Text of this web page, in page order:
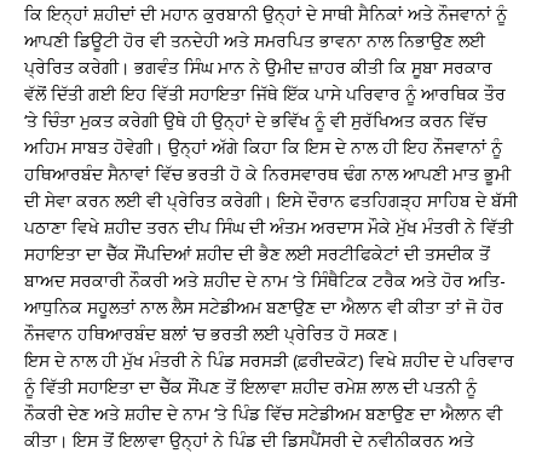
ਕਿ ਇਨ੍ਹਾਂ ਸ਼ਹੀਦਾਂ ਦੀ ਮਹਾਨ ਕੁਰਬਾਨੀ ਉਨ੍ਹਾਂ ਦੇ ਸਾਥੀ ਸੈਨਿਕਾਂ ਅਤੇ ਨੌਜਵਾਨਾਂ ਨੂੰ
ਆਪਣੀ ਡਿਊਟੀ ਹੋਰ ਵੀ ਤਨਦੇਹੀ ਅਤੇ ਸਮਰਪਿਤ ਭਾਵਨਾ ਨਾਲ ਨਿਭਾਉਣ ਲਈ
ਪ੍ਰੇਰਿਤ ਕਰੇਗੀ। ਭਗਵੰਤ ਸਿੰਘ ਮਾਨ ਨੇ ਉਮੀਦ ਜ਼ਾਹਰ ਕੀਤੀ ਕਿ ਸੂਬਾ ਸਰਕਾਰ
ਵੱਲੋਂ ਦਿੱਤੀ ਗਈ ਇਹ ਵਿੱਤੀ ਸਹਾਇਤਾ ਜਿੱਥੇ ਇੱਕ ਪਾਸੇ ਪਰਿਵਾਰ ਨੂੰ ਆਰਥਿਕ ਤੌਰ
‘ਤੇ ਚਿੰਤਾ ਮੁਕਤ ਕਰੇਗੀ ਉਥੇ ਹੀ ਉਨ੍ਹਾਂ ਦੇ ਭਵਿੱਖ ਨੂੰ ਵੀ ਸੁਰੱਖਿਅਤ ਕਰਨ ਵਿੱਚ
ਅਹਿਮ ਸਾਬਤ ਹੋਵੇਗੀ। ਉਨ੍ਹਾਂ ਅੱਗੇ ਕਿਹਾ ਕਿ ਇਸ ਦੇ ਨਾਲ ਹੀ ਇਹ ਨੌਜਵਾਨਾਂ ਨੂੰ
ਹਥਿਆਰਬੰਦ ਸੈਨਾਵਾਂ ਵਿੱਚ ਭਰਤੀ ਹੋ ਕੇ ਨਿਰਸਵਾਰਥ ਢੰਗ ਨਾਲ ਆਪਣੀ ਮਾਤ ਭੂਮੀ
ਦੀ ਸੇਵਾ ਕਰਨ ਲਈ ਵੀ ਪ੍ਰੇਰਿਤ ਕਰੇਗੀ। ਇਸੇ ਦੌਰਾਨ ਫਤਹਿਗੜ੍ਹ ਸਾਹਿਬ ਦੇ ਬੱਸੀ
ਪਠਾਣਾ ਵਿਖੇ ਸ਼ਹੀਦ ਤਰਨ ਦੀਪ ਸਿੰਘ ਦੀ ਅੰਤਮ ਅਰਦਾਸ ਮੌਕੇ ਮੁੱਖ ਮੰਤਰੀ ਨੇ ਵਿੱਤੀ
ਸਹਾਇਤਾ ਦਾ ਚੈੱਕ ਸੌਂਪਦਿਆਂ ਸ਼ਹੀਦ ਦੀ ਭੈਣ ਲਈ ਸਰਟੀਫਿਕੇਟਾਂ ਦੀ ਤਸਦੀਕ ਤੋਂ
ਬਾਅਦ ਸਰਕਾਰੀ ਨੌਕਰੀ ਅਤੇ ਸ਼ਹੀਦ ਦੇ ਨਾਮ ‘ਤੇ ਸਿੰਥੈਟਿਕ ਟਰੈਕ ਅਤੇ ਹੋਰ ਅਤਿ-
ਆਧੁਨਿਕ ਸਹੂਲਤਾਂ ਨਾਲ ਲੈਸ ਸਟੇਡੀਅਮ ਬਣਾਉਣ ਦਾ ਐਲਾਨ ਵੀ ਕੀਤਾ ਤਾਂ ਜੋ ਹੋਰ
ਨੌਜਵਾਨ ਹਥਿਆਰਬੰਦ ਬਲਾਂ ‘ਚ ਭਰਤੀ ਲਈ ਪ੍ਰੇਰਿਤ ਹੋ ਸਕਣ।
ਇਸ ਦੇ ਨਾਲ ਹੀ ਮੁੱਖ ਮੰਤਰੀ ਨੇ ਪਿੰਡ ਸਰਸੜੀ (ਫ਼ਰੀਦਕੋਟ) ਵਿਖੇ ਸ਼ਹੀਦ ਦੇ ਪਰਿਵਾਰ
ਨੂੰ ਵਿੱਤੀ ਸਹਾਇਤਾ ਦਾ ਚੈੱਕ ਸੌਂਪਣ ਤੋਂ ਇਲਾਵਾ ਸ਼ਹੀਦ ਰਮੇਸ਼ ਲਾਲ ਦੀ ਪਤਨੀ ਨੂੰ
ਨੌਕਰੀ ਦੇਣ ਅਤੇ ਸ਼ਹੀਦ ਦੇ ਨਾਮ ‘ਤੇ ਪਿੰਡ ਵਿੱਚ ਸਟੇਡੀਅਮ ਬਣਾਉਣ ਦਾ ਐਲਾਨ ਵੀ
ਕੀਤਾ। ਇਸ ਤੋਂ ਇਲਾਵਾ ਉਨ੍ਹਾਂ ਨੇ ਪਿੰਡ ਦੀ ਡਿਸਪੈਂਸਰੀ ਦੇ ਨਵੀਨੀਕਰਨ ਅਤੇ